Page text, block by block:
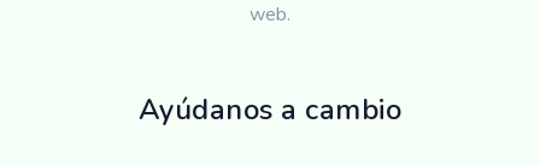
web.
Ayúdanos a cambio